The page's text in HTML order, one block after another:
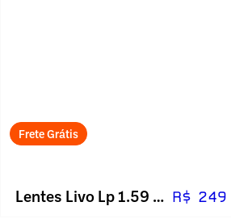
Frete Grátis
Lentes Livo Lp 1.59 Blue R$ 249